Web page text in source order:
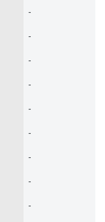
-
-
-
-
-
-
-
-
-